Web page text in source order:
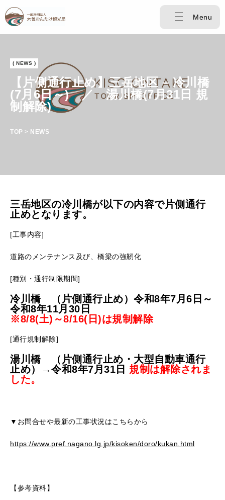
Menu
( NEWS )
【片側通行止め】三岳地区 – 冷川橋
(7月6日～) ／ 湯川橋(7月31日 規
制解除)
TOP > NEWS
三岳地区の冷川橋が以下の内容で片側通行
止めとなります。
[工事内容]
道路のメンテナンス及び、橋梁の強靭化
[種別・通行制限期間]
冷川橋 （片側通行止め）令和8年7月6日～
令和8年11月30日
※8/8(土)～8/16(日)は規制解除
[通行規制解除]
湯川橋 （片側通行止め・大型自動車通行
止め）→令和8年7月31日 規制は解除されま
した。
▼お問合せや最新の工事状況はこちらから
https://www.pref.nagano.lg.jp/kisoken/doro/kukan.html
【参考資料】